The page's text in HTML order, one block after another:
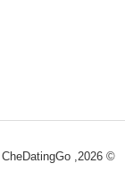
© 2026, CheDatingGo |